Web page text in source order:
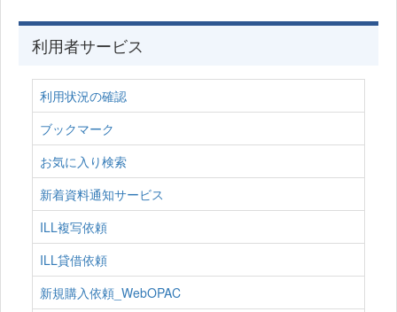
利用者サービス
利用状況の確認
ブックマーク
お気に入り検索
新着資料通知サービス
ILL複写依頼
ILL貸借依頼
新規購入依頼_WebOPAC